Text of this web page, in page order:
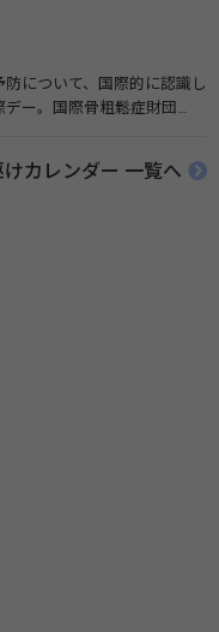
ースガイド）
について、国際的に認識し
ー。国際骨粗鬆症財団
カレンダー 一覧へ